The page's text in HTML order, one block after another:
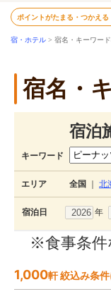
ポイントがたまる・つかえる
宿・ホテル > 宿名・キーワー
宿名・
宿泊
キーワード
エリア 全国 北
宿泊日 年
※食事条件
1,000軒 絞込み条